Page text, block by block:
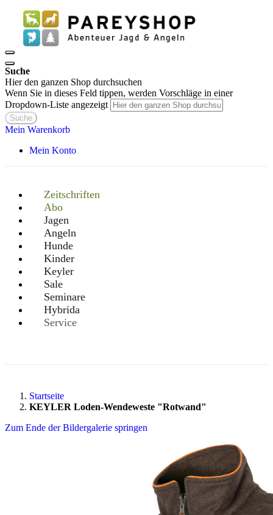
Suche
Hier den ganzen Shop durchsuchen
Wenn Sie in dieses Feld tippen, werden Vorschläge in einer
Dropdown-Liste angezeigt
Suche
Mein Warenkorb
Mein Konto
Zeitschriften
Abo
Jagen
Angeln
Hunde
Kinder
Keyler
Sale
Seminare
Hybrida
Service
Startseite
KEYLER Loden-Wendeweste "Rotwand"
Zum Ende der Bildergalerie springen